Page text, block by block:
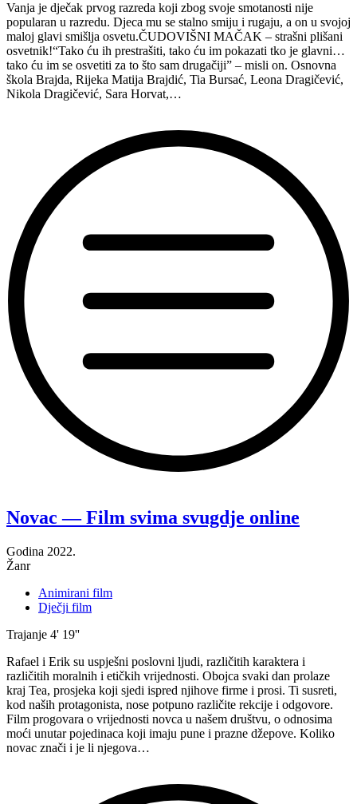
Vanja je dječak prvog razreda koji zbog svoje smotanosti nije
popularan u razredu. Djeca mu se stalno smiju i rugaju, a on u svojoj
maloj glavi smišlja osvetu.ČUDOVIŠNI MAČAK – strašni plišani
osvetnik!“Tako ću ih prestrašiti, tako ću im pokazati tko je glavni…
tako ću im se osvetiti za to što sam drugačiji” – misli on. Osnovna
škola Brajda, Rijeka Matija Brajdić, Tia Bursać, Leona Dragičević,
Nikola Dragičević, Sara Horvat,…
—
Film
svugdje
online”
Novac — Film svima svugdje online
Godina 2022.
Žanr
Animirani film
Dječji film
Trajanje 4' 19''
Rafael i Erik su uspješni poslovni ljudi, različitih karaktera i
različitih moralnih i etičkih vrijednosti. Obojca svaki dan prolaze
kraj Tea, prosjeka koji sjedi ispred njihove firme i prosi. Ti susreti,
kod naših protagonista, nose potpuno različite rekcije i odgovore.
Film progovara o vrijednosti novca u našem društvu, o odnosima
moći unutar pojedinaca koji imaju pune i prazne džepove. Koliko
novac znači i je li njegova…